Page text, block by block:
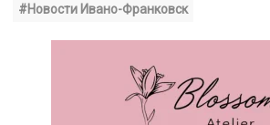
#Новости Ивано-Франковск